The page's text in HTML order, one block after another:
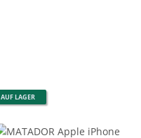
AUF LAGER